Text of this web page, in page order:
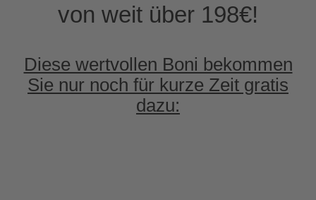
von weit über 198€!
Diese wertvollen Boni bekommen
Sie nur noch für kurze Zeit gratis
dazu: